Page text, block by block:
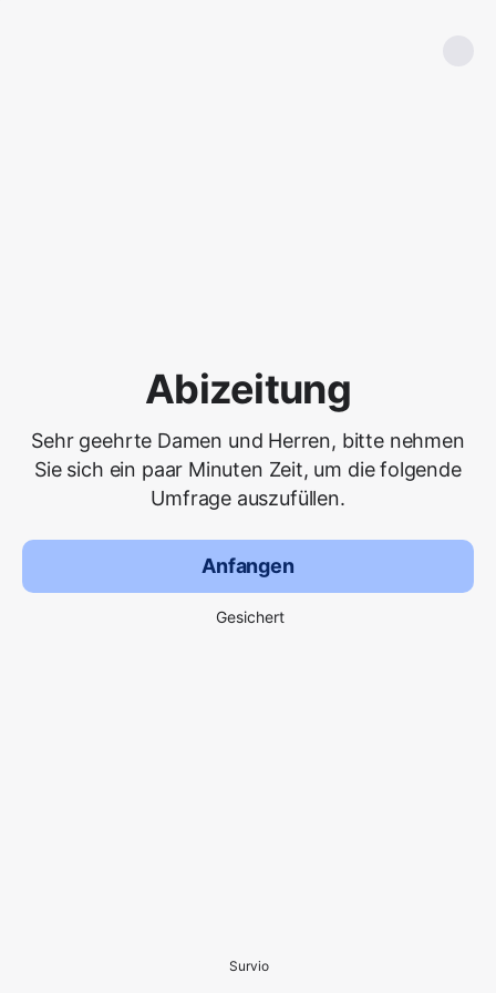
Abizeitung
Sehr geehrte Damen und Herren, bitte nehmen
Sie sich ein paar Minuten Zeit, um die folgende
Umfrage auszufüllen.
Anfangen
Gesichert
Survio